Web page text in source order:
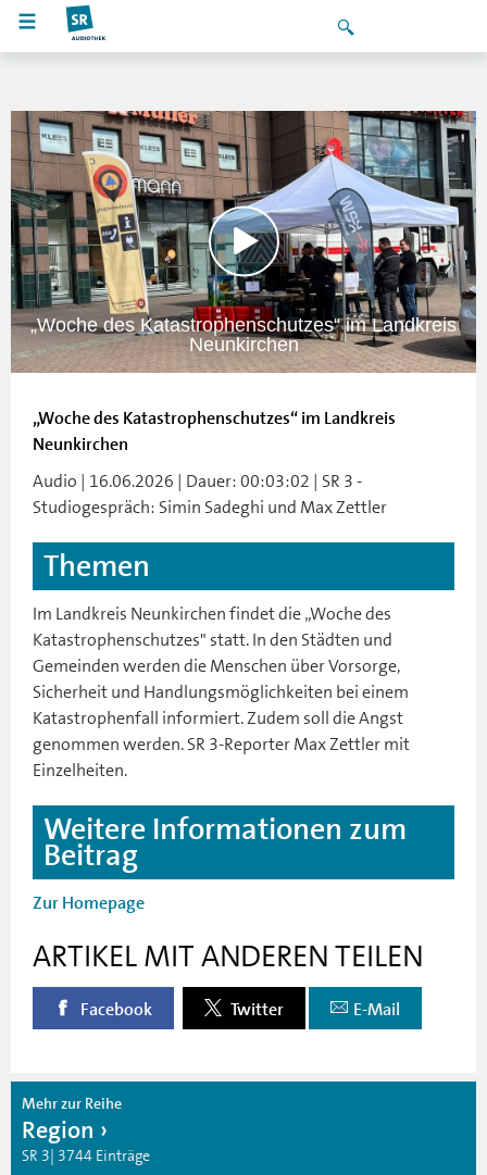
„Woche des Katastrophenschutzes“ im Landkreis
Neunkirchen
„Woche des Katastrophenschutzes“ im Landkreis
Neunkirchen
Audio | 16.06.2026 | Dauer: 00:03:02 | SR 3 -
Studiogespräch: Simin Sadeghi und Max Zettler
Themen
Im Landkreis Neunkirchen findet die „Woche des
Katastrophenschutzes" statt. In den Städten und
Gemeinden werden die Menschen über Vorsorge,
Sicherheit und Handlungsmöglichkeiten bei einem
Katastrophenfall informiert. Zudem soll die Angst
genommen werden. SR 3-Reporter Max Zettler mit
Einzelheiten.
Weitere Informationen zum
Beitrag
Zur Homepage
ARTIKEL MIT ANDEREN TEILEN
Facebook Twitter E-Mail
Mehr zur Reihe
Region
SR 3| 3744 Einträge